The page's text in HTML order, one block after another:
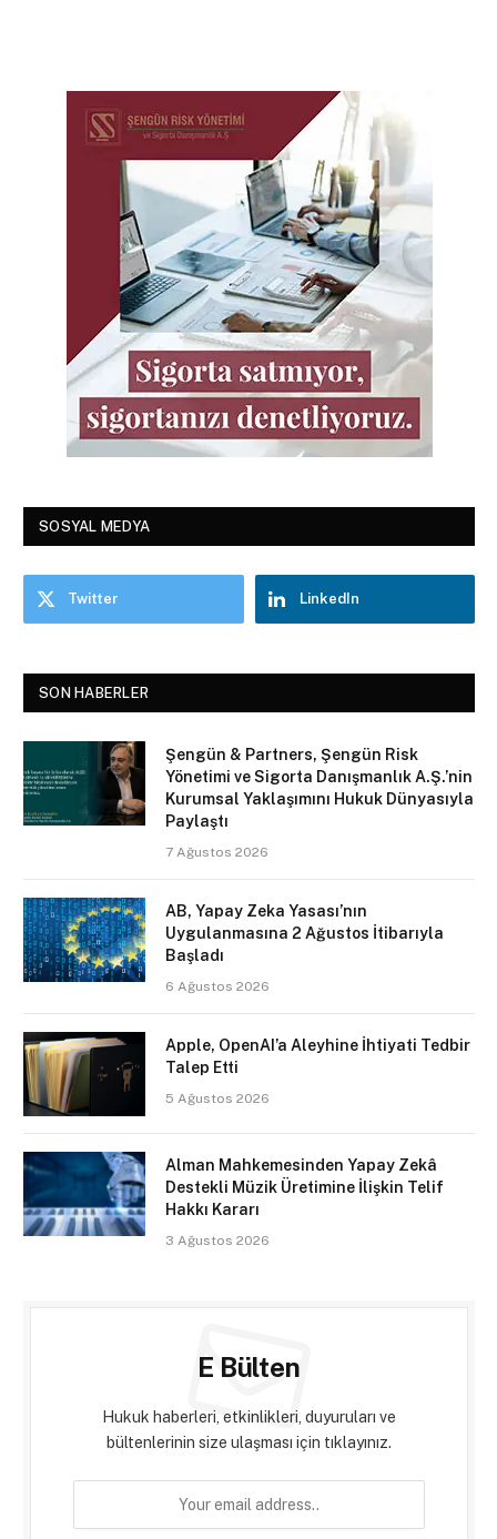
SOSYAL MEDYA
Twitter LinkedIn
SON HABERLER
Şengün & Partners, Şengün Risk
Yönetimi ve Sigorta Danışmanlık A.Ş.’nin
Kurumsal Yaklaşımını Hukuk Dünyasıyla
Paylaştı
7 Ağustos 2026
AB, Yapay Zeka Yasası’nın
Uygulanmasına 2 Ağustos İtibarıyla
Başladı
6 Ağustos 2026
Apple, OpenAI’a Aleyhine İhtiyati Tedbir
Talep Etti
5 Ağustos 2026
Alman Mahkemesinden Yapay Zekâ
Destekli Müzik Üretimine İlişkin Telif
Hakkı Kararı
3 Ağustos 2026
E Bülten
Hukuk haberleri, etkinlikleri, duyuruları ve
bültenlerinin size ulaşması için tıklayınız.